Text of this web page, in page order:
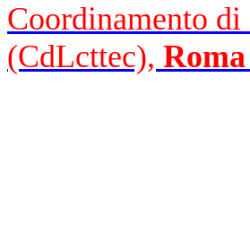
Coordinamento
(CdLcttec),